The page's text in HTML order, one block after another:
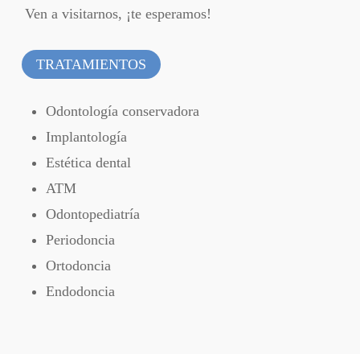
Ven a visitarnos, ¡te esperamos!
TRATAMIENTOS
Odontología conservadora
Implantología
Estética dental
ATM
Odontopediatría
Periodoncia
Ortodoncia
Endodoncia